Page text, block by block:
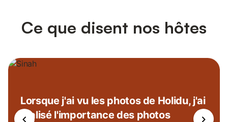
Ce que disent nos hôtes
Lorsque j'ai vu les photos de Holidu, j'ai
réalisé l'importance des photos